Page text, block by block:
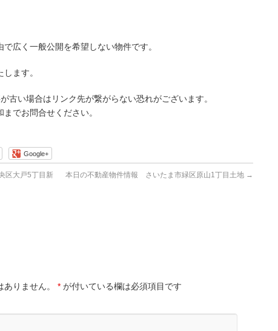
広く一般公開を希望しない物件です。
ます。
古い場合はリンク先が繋がらない恐れがございます。
でお問合せください。
Google+
区大戸5丁目新
本日の不動産物件情報 さいたま市緑区原山1丁目土地 →
りません。 * が付いている欄は必須項目です